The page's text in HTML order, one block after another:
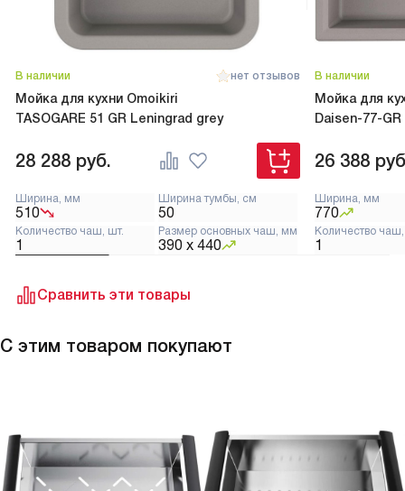
Сравнить эти товары
В наличии нет отзывов
Мойка для кухни Omoikiri
TASOGARE 51 GR Leningrad grey
28 288 руб.
Ширина, мм
510
Ширина тумбы, см
50
Количество чаш, шт.
1
Размер основных чаш, мм
390 х 440
В наличии
Мойка для
Daisen-77-
26 388
Ширина, мм
770
Количество
1
С этим товаром покупают